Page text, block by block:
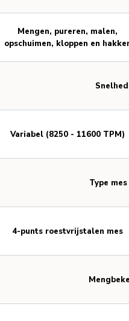
Type
Mengen, pureren, malen,
opschuimen, kloppen en
Variabel (8250 - 11600 TPM)
4-punts roestvrijstalen mes